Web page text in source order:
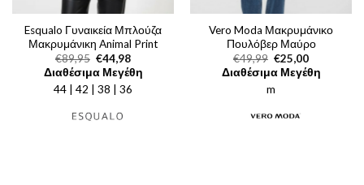
Esqualo Γυναικεία Μπλούζα
Μακρυμάνικη Animal Print
€89,95 Original
price
was:
€89,95.
€44,98Η
τρέχουσα
τιμή
είναι:
Διαθέσιμα Μεγέθη
44 | 42 | 38 | 36
Vero Moda Μακρυμάνικο
Πουλόβερ Μαύρο
€49,99 Original
price
was:
€49,99.
€25,00Η
τρέχουσα
τιμή
Διαθέσιμα Μεγέθη
m